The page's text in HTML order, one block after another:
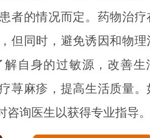
者的情况而定。药物治疗
但同时，避免诱因和物理
自身的过敏源，改善生
荨麻疹，提高生活质量。
询医生以获得专业指导。